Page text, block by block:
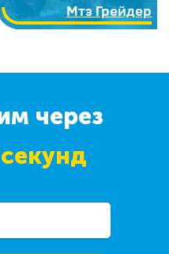
Мтз Грейдер
через